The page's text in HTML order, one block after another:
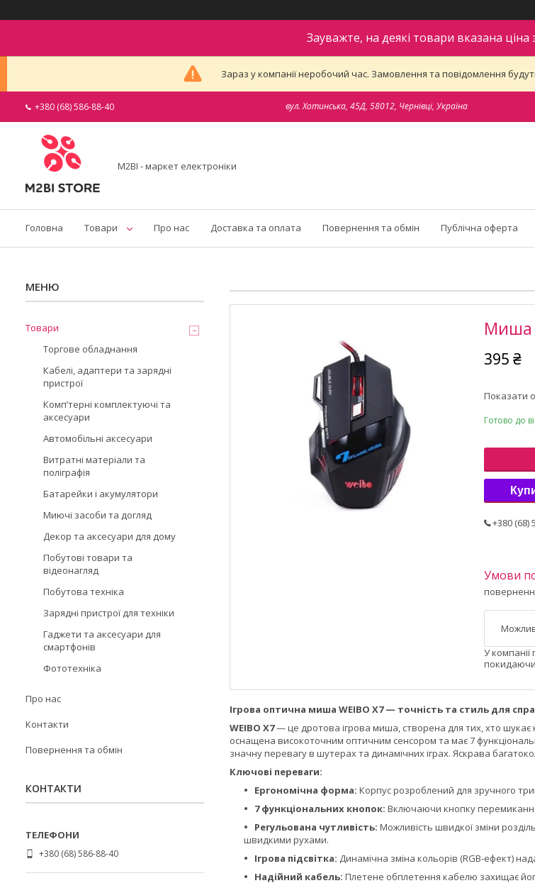
Зауважте, на деякі товари вказана ціна
Зараз у компанії неробочий час. Замовлення та повідомлення
+380 (68) 586-88-40 вул. Хотинська, 45Д, 58012, Чернівці, Україна
M2BI - маркет електроніки
Головна Товари Про нас Доставка та оплата Повернення та обмін Публічна оферта
Миша
395 ₴
Показати
Готово до
+380 (68)
У
Ігрова оптична миша WEIBO X7 — точність та стиль для
WEIBO X7— це дротова ігрова миша, створена для тих, хто
оснащена високоточним оптичним сенсором та має 7
значну перевагу в шутерах та динамічних іграх. Яскрава
Ключові переваги:
Ергономічна форма: Корпус розроблений для зручного
7 функціональних кнопок: Включаючи кнопку перемикання
Регульована чутливість: Можливість швидкої зміни
швидкими рухами.
Ігрова підсвітка: Динамічна зміна кольорів (RGB-ефект)
Надійний кабель: Плетене обплетення кабелю захищає
Товари
Торгове обладнання
Кабелі, адаптери та зарядні
пристрої
Компʼтерні комплектуючі та
аксесуари
Автомобільні аксесуари
Витратні матеріали та
поліграфія
Батарейки і акумулятори
Миючі засоби та догляд
Декор та аксесуари для дому
Побутові товари та
відеонагляд
Побутова техніка
Зарядні пристрої для техніки
Гаджети та аксесуари для
смартфонів
Фототехніка
Про нас
Контакти
Повернення та обмін
КОНТАКТИ
+380 (68) 586-88-40